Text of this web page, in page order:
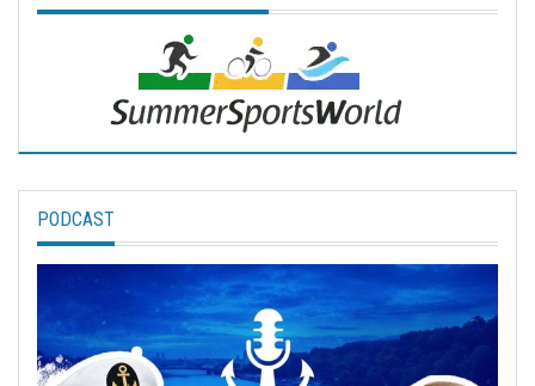
PODCAST